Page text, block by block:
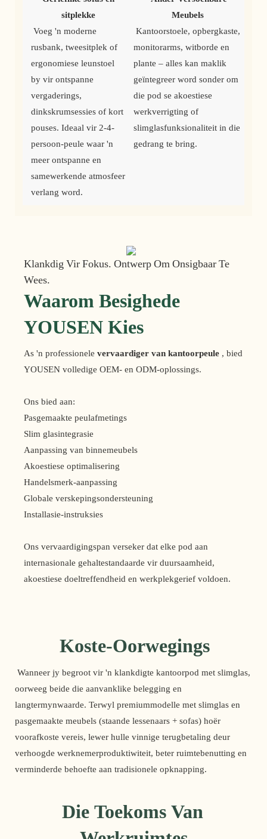
sitplekke
rusbank, tweesitplek of
ergonomiese leunstoel
by vir ontspanne
vergaderings,
dinkskrumsessies of kort
pouses. Ideaal vir 2-4-
persoon-peule waar 'n
meer ontspanne en
samewerkende atmosfeer
verlang word.
Meubels
monitorarms, witborde en
plante – alles kan maklik
geïntegreer word sonder om
die pod se akoestiese
werkverrigting of
slimglasfunksionaliteit in die
gedrang te bring.
Klankdig Vir Fokus. Ontwerp Om Onsigbaar Te
Wees.
Waarom Besighede
YOUSEN Kies
As 'n professionele vervaardiger van kantoorpeule , bied
YOUSEN volledige OEM- en ODM-oplossings.
Ons bied aan:
Pasgemaakte peulafmetings
Slim glasintegrasie
Aanpassing van binnemeubels
Akoestiese optimalisering
Handelsmerk-aanpassing
Globale verskepingsondersteuning
Installasie-instruksies
Ons vervaardigingspan verseker dat elke pod aan
internasionale gehaltestandaarde vir duursaamheid,
akoestiese doeltreffendheid en werkplekgerief voldoen.
Koste-Oorwegings
oorweeg beide die aanvanklike belegging en
langtermynwaarde. Terwyl premiummodelle met slimglas en
pasgemaakte meubels (staande lessenaars + sofas) hoër
voorafkoste vereis, lewer hulle vinnige terugbetaling deur
verhoogde werknemerproduktiwiteit, beter ruimtebenutting en
verminderde behoefte aan tradisionele opknapping.
Die Toekoms Van